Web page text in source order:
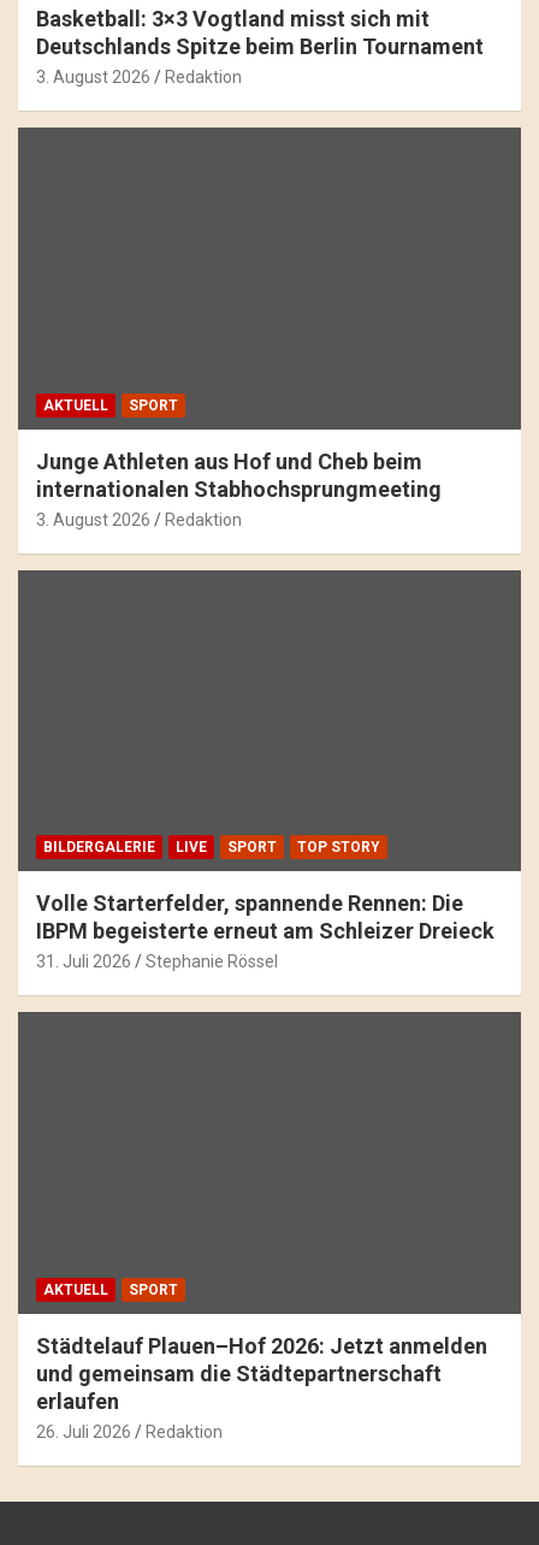
Basketball: 3×3 Vogtland misst sich mit
Deutschlands Spitze beim Berlin Tournament
3. August 2026 Redaktion
AKTUELL SPORT
Junge Athleten aus Hof und Cheb beim
internationalen Stabhochsprungmeeting
3. August 2026 Redaktion
BILDERGALERIE LIVE SPORT TOP STORY
Volle Starterfelder, spannende Rennen: Die
IBPM begeisterte erneut am Schleizer Dreieck
31. Juli 2026 Stephanie Rössel
AKTUELL SPORT
Städtelauf Plauen–Hof 2026: Jetzt anmelden
und gemeinsam die Städtepartnerschaft
erlaufen
26. Juli 2026 Redaktion